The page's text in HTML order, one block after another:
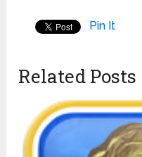
Pin It
Related Posts